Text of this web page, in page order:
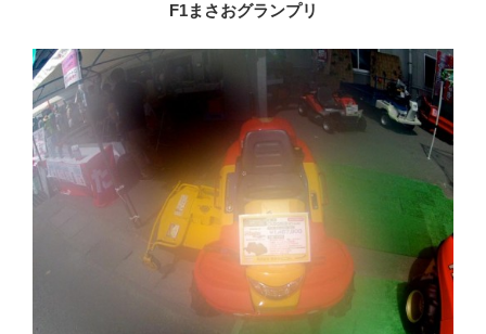
F1まさおグランプリ